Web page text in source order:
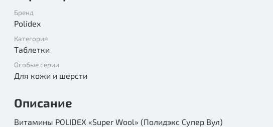
Бренд
Polidex
Категория
Таблетки
Особые серии
Для кожи и шерсти
Описание
Витамины POLIDEX «Super Wool» (Полидэкс Супер Вул)